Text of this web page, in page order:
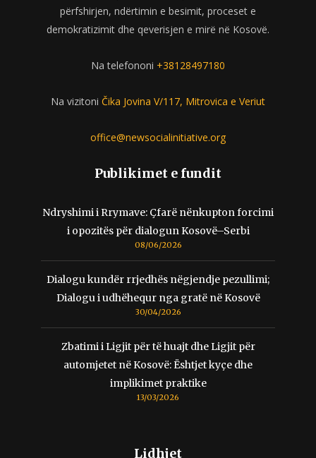
përfshirjen, ndërtimin e besimit, proceset e
demokratizimit dhe qeverisjen e mirë në Kosovë.
Na telefononi +38128497180
Na vizitoni Čika Jovina V/117, Mitrovica e Veriut
office@newsocialinitiative.org
Publikimet e fundit
Ndryshimi i Rrymave: Çfarë nënkupton forcimi
i opozitës për dialogun Kosovë–Serbi
08/06/2026
Dialogu kundër rrjedhës nëgjendje pezullimi;
Dialogu i udhëhequr nga gratë në Kosovë
30/04/2026
Zbatimi i Ligjit për të huajt dhe Ligjit për
automjetet në Kosovë: Ështjet kyçe dhe
implikimet praktike
13/03/2026
Lidhjet